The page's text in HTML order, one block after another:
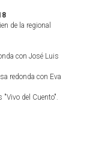
de la regional
con José Luis
redonda con Eva
del Cuento".